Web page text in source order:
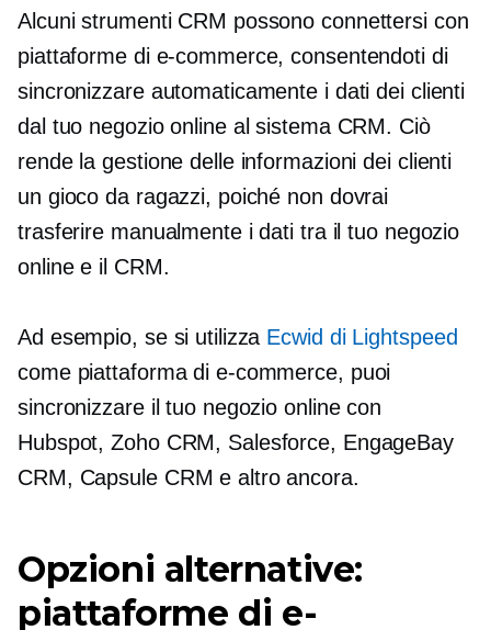
Alcuni strumenti CRM possono connettersi con
piattaforme di e-commerce, consentendoti di
sincronizzare automaticamente i dati dei clienti
dal tuo negozio online al sistema CRM. Ciò
rende la gestione delle informazioni dei clienti
un gioco da ragazzi, poiché non dovrai
trasferire manualmente i dati tra il tuo negozio
online e il CRM.
Ad esempio, se si utilizza Ecwid di Lightspeed
come piattaforma di e-commerce, puoi
sincronizzare il tuo negozio online con
Hubspot, Zoho CRM, Salesforce, EngageBay
CRM, Capsule CRM e altro ancora.
Opzioni alternative:
piattaforme di e-